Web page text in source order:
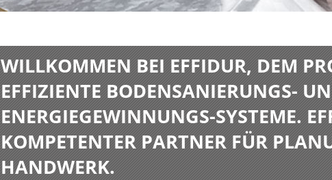
WILLKOMMEN BEI EFFIDUR, DEM
EFFIZIENTE BODENSANIERUNGS-
ENERGIEGEWINNUNGS-SYSTEME.
KOMPETENTER PARTNER FÜR
HANDWERK.